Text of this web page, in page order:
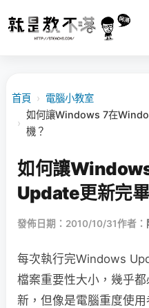
首頁 › 電腦小教室
›
如何讓Windows 7在
機？
如何讓
Update更新完
發佈日期：2010/10/31作者：
每次執行完Windows
檔案重要性大小，幾乎
新，但像是電腦重度使